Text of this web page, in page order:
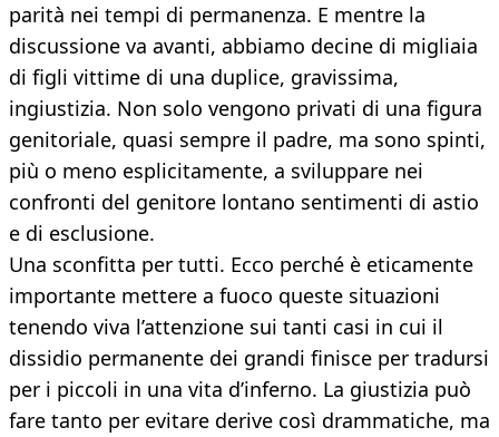
parità nei tempi di permanenza. E mentre la
discussione va avanti, abbiamo decine di migliaia
di figli vittime di una duplice, gravissima,
ingiustizia. Non solo vengono privati di una figura
genitoriale, quasi sempre il padre, ma sono spinti,
più o meno esplicitamente, a sviluppare nei
confronti del genitore lontano sentimenti di astio
e di esclusione.
Una sconfitta per tutti. Ecco perché è eticamente
importante mettere a fuoco queste situazioni
tenendo viva l’attenzione sui tanti casi in cui il
dissidio permanente dei grandi finisce per tradursi
per i piccoli in una vita d’inferno. La giustizia può
fare tanto per evitare derive così drammatiche, ma